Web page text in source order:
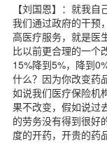
【刘国恩】：就我
我们通过政府的干预
高医疗服务，就是医
比以前更合理的一个
15%降到5%，降到
什么？因为你改变药
如说我们医疗保险机
果不改变，假如说过
的劳务没有得到很好
度的开药，开贵的药